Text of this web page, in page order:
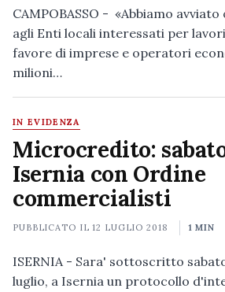
CAMPOBASSO - «Abbiamo
agli Enti locali interessati per
favore di imprese e operatori
milioni…
IN EVIDENZA
Microcredito:
Isernia con Ordine
commercialisti
PUBBLICATO IL12 LUGLIO 2018 1 MIN
ISERNIA - Sara' sottoscritto
luglio, a Isernia un protocollo